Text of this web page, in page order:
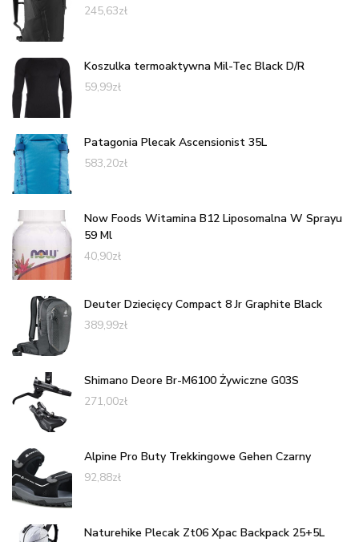
245,63zł
Koszulka termoaktywna Mil-Tec Black D/R
59,99zł
Patagonia Plecak Ascensionist 35L
583,20zł
Now Foods Witamina B12 Liposomalna W Sprayu
59 Ml
40,90zł
Deuter Dziecięcy Compact 8 Jr Graphite Black
389,99zł
Shimano Deore Br-M6100 Żywiczne G03S
271,00zł
Alpine Pro Buty Trekkingowe Gehen Czarny
92,88zł
Naturehike Plecak Zt06 Xpac Backpack 25+5L